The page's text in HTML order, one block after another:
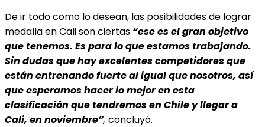
De ir todo como lo desean, las posibilidades de lograr
medalla en Cali son ciertas “ese es el gran objetivo
que tenemos. Es para lo que estamos trabajando.
Sin dudas que hay excelentes competidores que
están entrenando fuerte al igual que nosotros, así
que esperamos hacer lo mejor en esta
clasificación que tendremos en Chile y llegar a
Cali, en noviembre”, concluyó.